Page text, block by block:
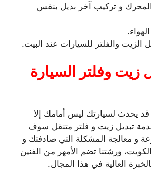
المحرك و تركيب آخر بديل بنفس
الزيت والفلتر للسيارات عند البيت.
زيت وفلتر السيارة
يحدث لسيارتك ليس أمامك إلا
تبديل زيت و فلتر متنقل سوف
و معالجة المشكلة التي صادفتك و
ورشتنا تضم الأمهر من الفنين
العالية في هذا المجال.